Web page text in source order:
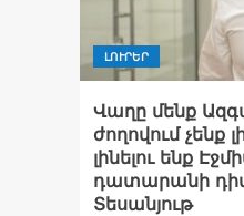
ԼՈՒՐԵՐ
Վաղը մենք
ժողովում չենք
լինելու ենք
դատարանի
Տեսանյութ